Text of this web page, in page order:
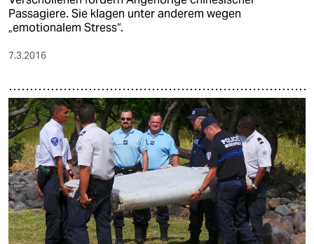
Passagiere. Sie klagen unter anderem wegen
„emotionalem Stress“.
7.3.2016